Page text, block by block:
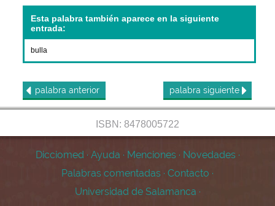
Esta palabra también aparece en la siguiente
entrada:
bulla
palabra anterior palabra siguiente
ISBN: 8478005722
Dicciomed · Ayuda · Menciones · Novedades ·
Palabras comentadas · Contacto ·
Universidad de Salamanca ·